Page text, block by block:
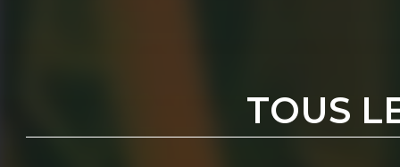
TOUS